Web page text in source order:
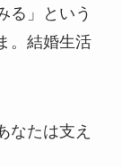
る」という
。結婚生活
なたは支え